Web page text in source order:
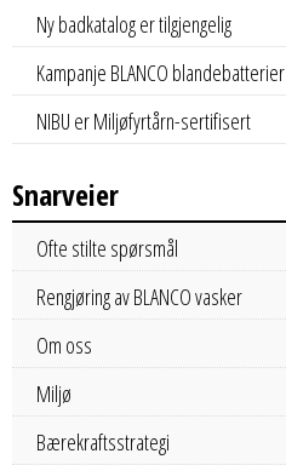
Ny badkatalog er tilgjengelig
Kampanje BLANCO blandebatterier
NIBU er Miljøfyrtårn-sertifisert
Snarveier
Ofte stilte spørsmål
Rengjøring av BLANCO vasker
Om oss
Miljø
Bærekraftsstrategi